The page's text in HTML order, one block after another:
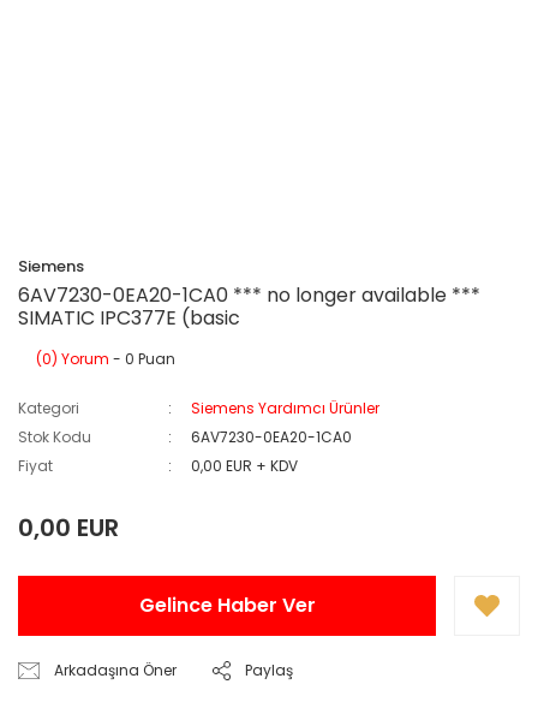
Siemens
6AV7230-0EA20-1CA0 *** no longer available ***
SIMATIC IPC377E (basic
(0) Yorum - 0 Puan
Kategori
Siemens Yardımcı Ürünler
Stok Kodu
6AV7230-0EA20-1CA0
Fiyat
0,00 EUR + KDV
0,00 EUR
Gelince Haber Ver
Arkadaşına Öner Paylaş